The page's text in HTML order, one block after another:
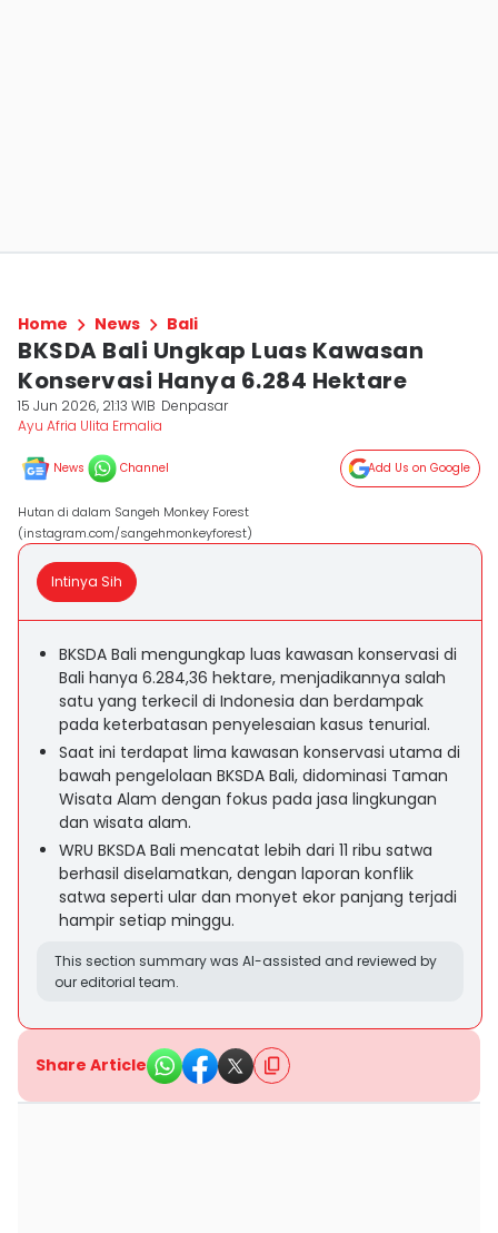
Home News Bali
BKSDA Bali Ungkap Luas Kawasan
Konservasi Hanya 6.284 Hektare
15 Jun 2026, 21:13 WIB Denpasar
Ayu Afria Ulita Ermalia
News Channel Add Us on Google
Hutan di dalam Sangeh Monkey Forest
(instagram.com/sangehmonkeyforest)
Intinya Sih
BKSDA Bali mengungkap luas kawasan konservasi di
Bali hanya 6.284,36 hektare, menjadikannya salah
satu yang terkecil di Indonesia dan berdampak
pada keterbatasan penyelesaian kasus tenurial.
Saat ini terdapat lima kawasan konservasi utama di
bawah pengelolaan BKSDA Bali, didominasi Taman
Wisata Alam dengan fokus pada jasa lingkungan
dan wisata alam.
WRU BKSDA Bali mencatat lebih dari 11 ribu satwa
berhasil diselamatkan, dengan laporan konflik
satwa seperti ular dan monyet ekor panjang terjadi
hampir setiap minggu.
This section summary was AI-assisted and reviewed by
our editorial team.
Share Article